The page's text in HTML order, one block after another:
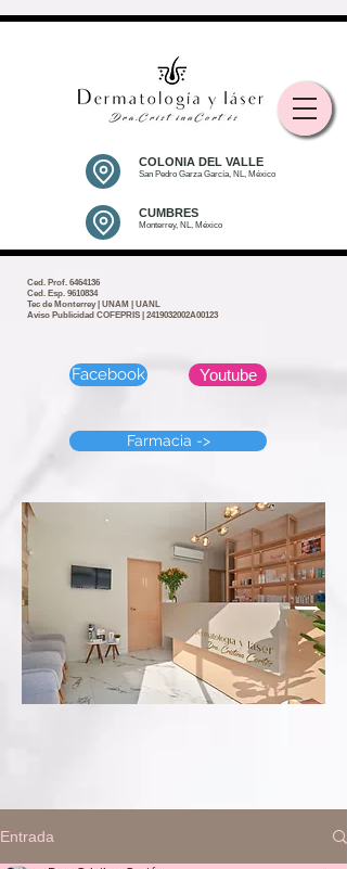
Facebook Youtube
CUMBRES
Monterrey, NL, México
Ced. Prof. 6464136
Ced. Esp. 9610834
Tec de Monterrey | UNAM | UANL
Aviso Publicidad COFEPRIS | 2419032002A00123
COLONIA DEL VALLE
San Pedro Garza García, NL, México
Farmacia ->
Entrada